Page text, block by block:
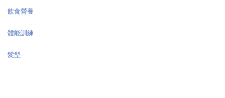
飲食營養
體能訓練
髮型